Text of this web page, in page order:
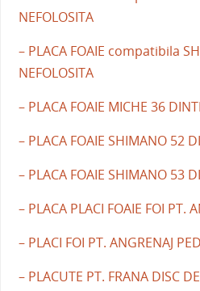
NEFOLOSITA
– PLACA FOAIE compatibila
NEFOLOSITA
– PLACA FOAIE MICHE 36
– PLACA FOAIE SHIMANO 52
– PLACA FOAIE SHIMANO 53
– PLACA PLACI FOAIE FOI PT.
– PLACI FOI PT. ANGRENAJ
– PLACUTE PT. FRANA DISC